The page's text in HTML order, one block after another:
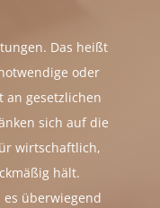
Das heißt
oder
an gesetzlichen
sich auf die
wirtschaftlich,
hält.
überwiegend